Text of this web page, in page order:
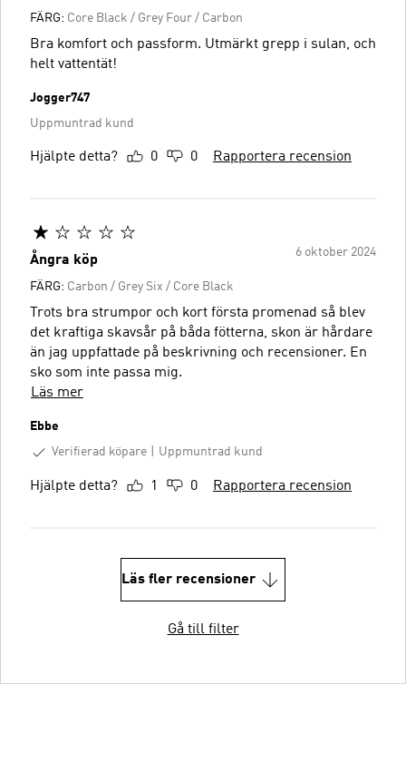
FÄRG: Core Black / Grey Four / Carbon
Bra komfort och passform. Utmärkt grepp i sulan, och
helt vattentät!
Jogger747
Uppmuntrad kund
Hjälpte detta? 0 0 Rapportera recension
6 oktober 2024
Ångra köp
FÄRG: Carbon / Grey Six / Core Black
Trots bra strumpor och kort första promenad så blev
det kraftiga skavsår på båda fötterna, skon är hårdare
än jag uppfattade på beskrivning och recensioner. En
sko som inte passa mig.
Läs mer
Ebbe
Verifierad köpare
Uppmuntrad kund
Hjälpte detta? 1 0 Rapportera recension
Läs fler recensioner
Gå till filter